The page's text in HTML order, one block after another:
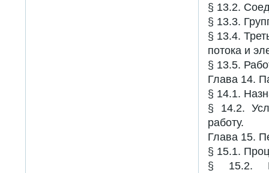
§ 13.2.
§ 13.3.
§ 13.4.
потока и
§ 13.5.
Глава 14.
§ 14.1.
§ 14.2.
работу.
Глава 15.
§ 15.1.
§ 15.2.